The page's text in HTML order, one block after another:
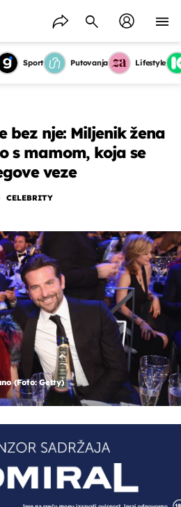
Sport Putovanja Lifestyle
bez nje: Miljenik žena
s mamom, koja se
veze
CELEBRITY
(Foto: Getty)
OBAVIJESTI